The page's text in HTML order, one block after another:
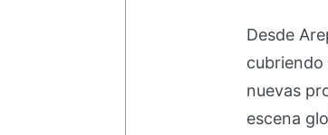
Desde
nuevas
escena